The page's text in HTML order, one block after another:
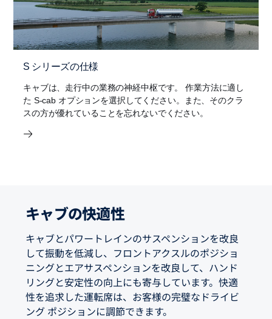
S シリーズの仕様
キャブは、走行中の業務の神経中枢です。 作業方法に適し
た S-cab オプションを選択してください。また、そのクラ
スの方が優れていることを忘れないでください。
キャブの快適性
キャブとパワートレインのサスペンションを改良
して振動を低減し、フロントアクスルのポジショ
ニングとエアサスペンションを改良して、ハンド
リングと安定性の向上にも寄与しています。快適
性を追求した運転席は、お客様の完璧なドライビ
ング ポジションに調節できます。